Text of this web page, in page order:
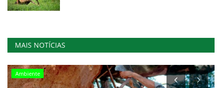
MAIS NOTÍCIAS
Ambiente